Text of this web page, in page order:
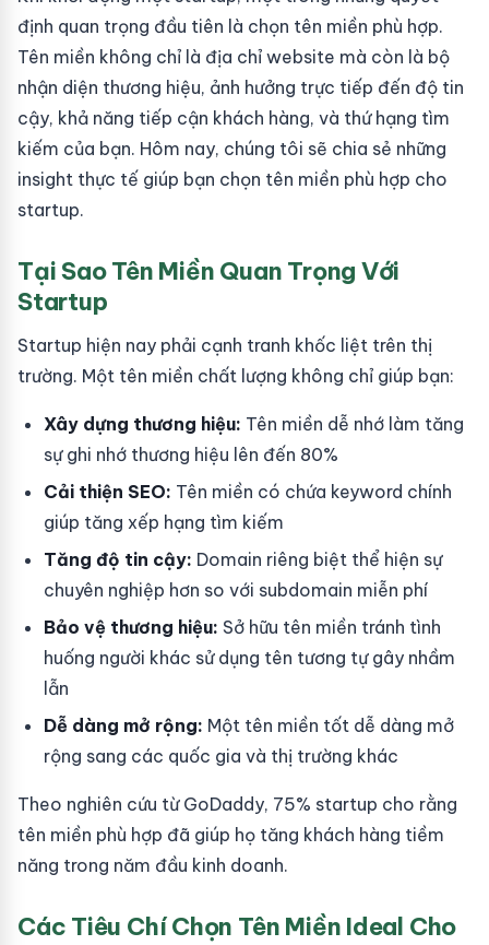
định quan trọng đầu tiên là chọn tên miền phù hợp.
Tên miền không chỉ là địa chỉ website mà còn là bộ
nhận diện thương hiệu, ảnh hưởng trực tiếp đến độ tin
cậy, khả năng tiếp cận khách hàng, và thứ hạng tìm
kiếm của bạn. Hôm nay, chúng tôi sẽ chia sẻ những
insight thực tế giúp bạn chọn tên miền phù hợp cho
startup.
Tại Sao Tên Miền Quan Trọng Với
Startup
Startup hiện nay phải cạnh tranh khốc liệt trên thị
trường. Một tên miền chất lượng không chỉ giúp bạn:
Xây dựng thương hiệu: Tên miền dễ nhớ làm tăng
sự ghi nhớ thương hiệu lên đến 80%
Cải thiện SEO: Tên miền có chứa keyword chính
giúp tăng xếp hạng tìm kiếm
Tăng độ tin cậy: Domain riêng biệt thể hiện sự
chuyên nghiệp hơn so với subdomain miễn phí
Bảo vệ thương hiệu: Sở hữu tên miền tránh tình
huống người khác sử dụng tên tương tự gây nhầm
lẫn
Dễ dàng mở rộng: Một tên miền tốt dễ dàng mở
rộng sang các quốc gia và thị trường khác
Theo nghiên cứu từ GoDaddy, 75% startup cho rằng
tên miền phù hợp đã giúp họ tăng khách hàng tiềm
năng trong năm đầu kinh doanh.
Các Tiêu Chí Chọn Tên Miền Ideal Cho